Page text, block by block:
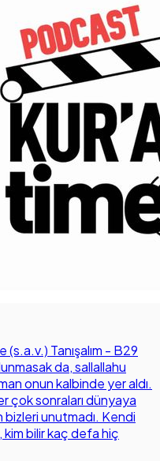
(s.a.v.) Tanışalım - B29
da, sallallahu
onun kalbinde yer aldı.
çok sonraları dünyaya
bizleri unutmadı. Kendi
bilir kaç defa hiç